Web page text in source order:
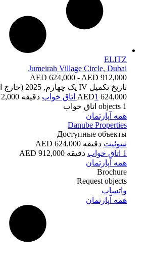
ELITZ
Jumeirah Village Circle, Dubai
AED 624,000 - AED 912,000
تاریخ تکمیل IV یک چهارم, 2025 (خارج از طرح)
624,000 AED 1 اتاق خواب دقیقه 912,000 AED
objects 1 اتاق خواب
همه آپارتمان
Danube Properties
Доступные объекты
سوئیت دقیقه 624,000 AED
1 اتاق خواب
دقیقه 912,000 AED
همه آپارتمان
Brochure
Request objects
واتساپ
همه آپارتمان